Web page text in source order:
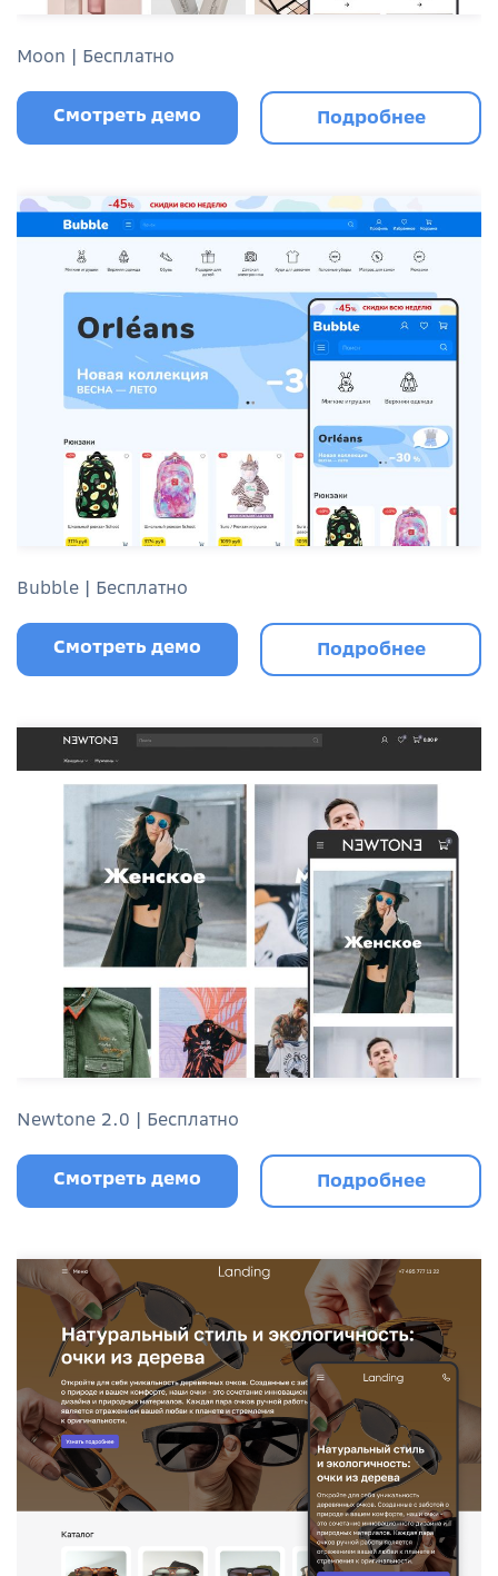
Moon | Бесплатно
Смотреть демо Подробнее
Bubble | Бесплатно
Смотреть демо Подробнее
Newtone 2.0 | Бесплатно
Смотреть демо Подробнее